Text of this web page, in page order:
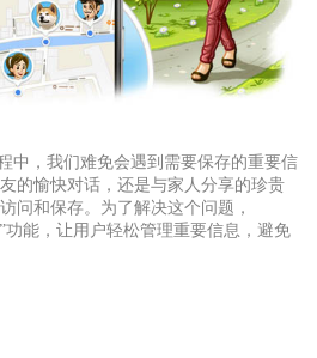
中，我们难免会遇到需要保存的重要信
的愉快对话，还是与家人分享的珍贵
问和保存。为了解决这个问题，
功能，让用户轻松管理重要信息，避免